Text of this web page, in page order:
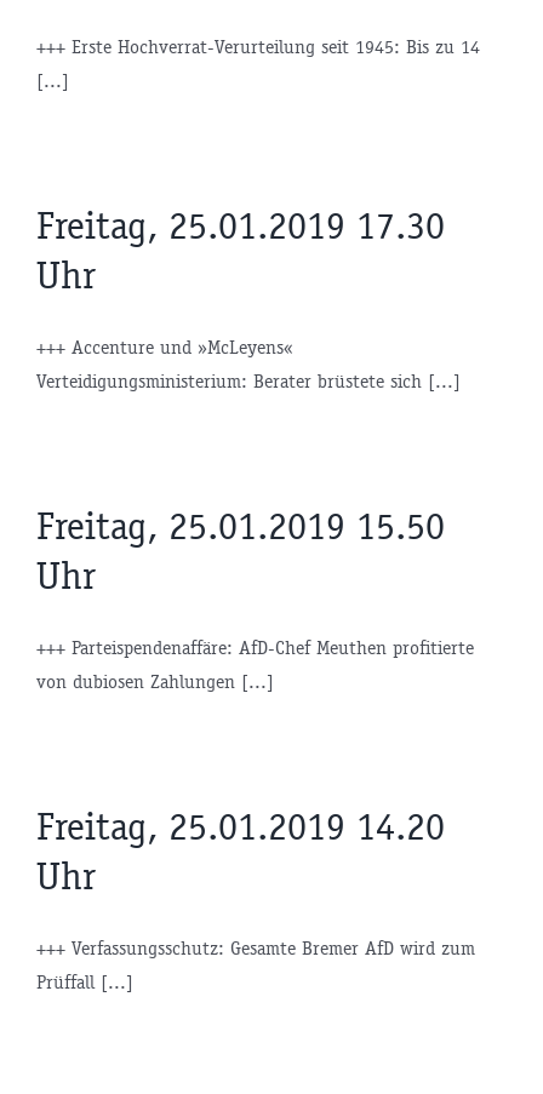
+++ Erste Hochverrat-Verurteilung seit 1945: Bis zu 14
[...]
Freitag, 25.01.2019 17.30
Uhr
+++ Accenture und »McLeyens«
Verteidigungsministerium: Berater brüstete sich [...]
Freitag, 25.01.2019 15.50
Uhr
+++ Parteispendenaffäre: AfD-Chef Meuthen profitierte
von dubiosen Zahlungen [...]
Freitag, 25.01.2019 14.20
Uhr
+++ Verfassungsschutz: Gesamte Bremer AfD wird zum
Prüffall [...]